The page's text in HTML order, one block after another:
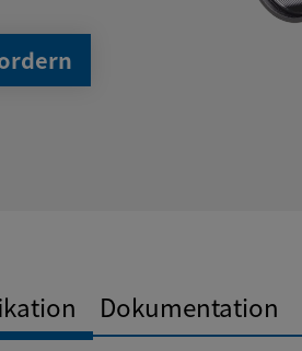
Dokumentation